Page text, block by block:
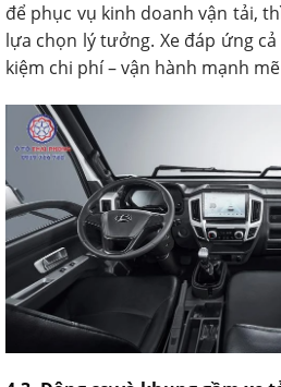
để phục vụ kinh doanh vận tải,
lựa chọn lý tưởng. Xe đáp ứng
kiệm chi phí – vận hành mạnh